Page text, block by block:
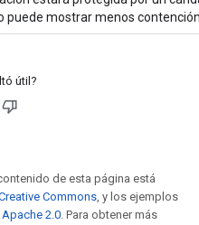
puede mostrar menos
útil?
de esta página está
Commons, y los ejemplos
Apache 2.0. Para obtener más